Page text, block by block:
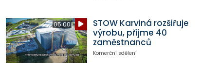
05:00
STOW Karviná rozšiřuje
výrobu, přijme 40
zaměstnanců
Komerční sdělení